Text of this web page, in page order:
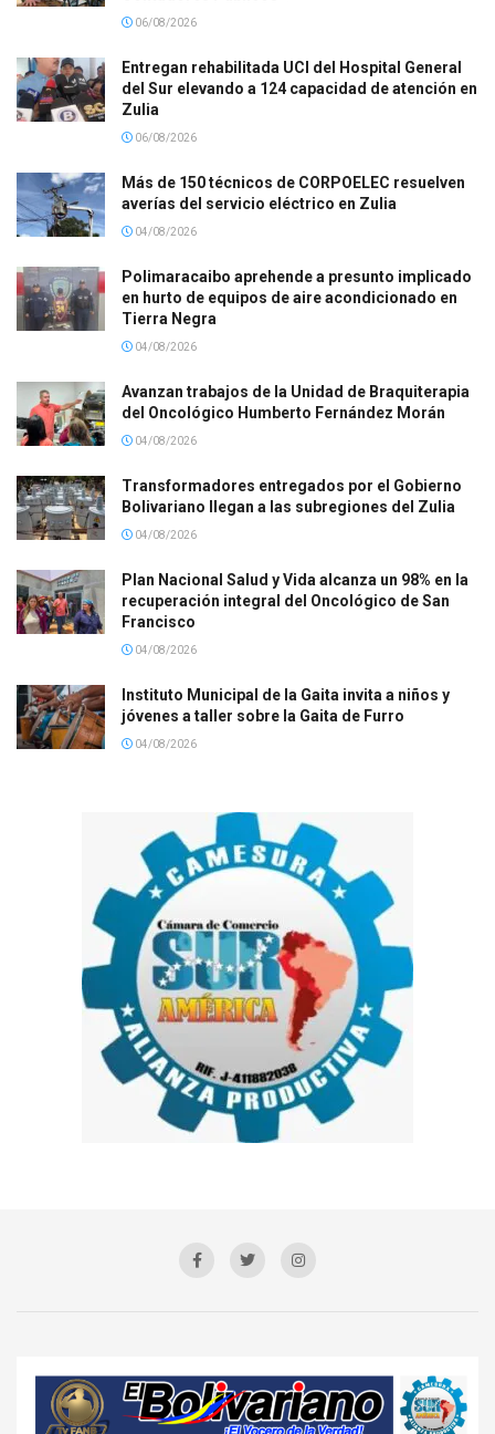
06/08/2026
Entregan rehabilitada UCI del Hospital General
del Sur elevando a 124 capacidad de atención en
Zulia
06/08/2026
Más de 150 técnicos de CORPOELEC resuelven
averías del servicio eléctrico en Zulia
04/08/2026
Polimaracaibo aprehende a presunto implicado
en hurto de equipos de aire acondicionado en
Tierra Negra
04/08/2026
Avanzan trabajos de la Unidad de Braquiterapia
del Oncológico Humberto Fernández Morán
04/08/2026
Transformadores entregados por el Gobierno
Bolivariano llegan a las subregiones del Zulia
04/08/2026
Plan Nacional Salud y Vida alcanza un 98% en la
recuperación integral del Oncológico de San
Francisco
04/08/2026
Instituto Municipal de la Gaita invita a niños y
jóvenes a taller sobre la Gaita de Furro
04/08/2026